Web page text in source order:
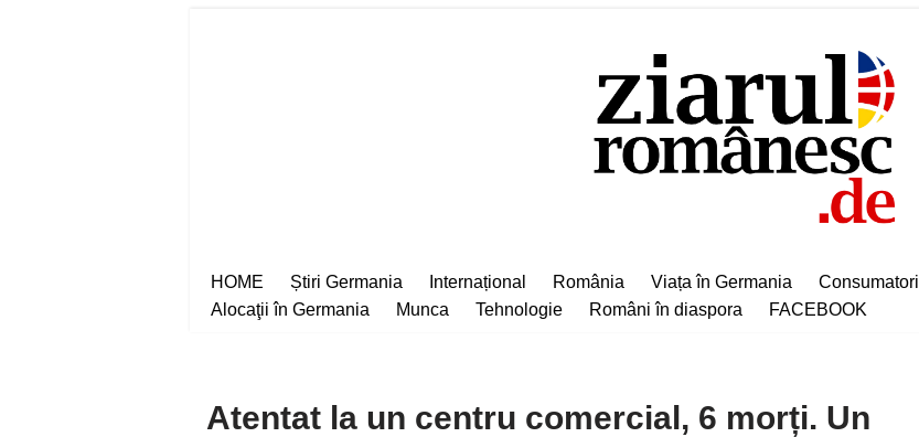
HOME Știri Germania Internațional România Viața în Germania Consumatori
Alocaţii în Germania
Munca Tehnologie Români în diaspora FACEBOOK
Atentat la un centru comercial, 6 morți. Un